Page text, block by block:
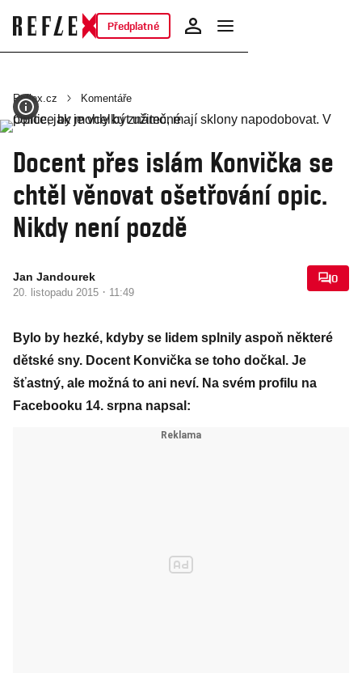
Předplatné
Reflex.cz Komentáře
Docent přes islám Konvička se
chtěl věnovat ošetřování opic.
Nikdy není pozdě
Jan Jandourek
20. listopadu 2015 · 11:49
0
Bylo by hezké, kdyby se lidem splnily aspoň některé
dětské sny. Docent Konvička se toho dočkal. Je
šťastný, ale možná to ani neví. Na svém profilu na
Facebooku 14. srpna napsal: